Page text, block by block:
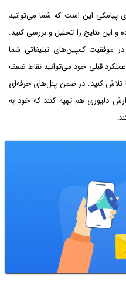
پیامکی این است که شما می‌توانید
و این نتایج را تحلیل و بررسی کنید.
موفقیت کمپین‌های تبلیغاتی شما
عملکرد قبلی خود می‌توانید نقاط ضعف
تلاش کنید. در ضمن پنل‌های حرفه‌ای
دلیوری هم تهیه کنند که خود به